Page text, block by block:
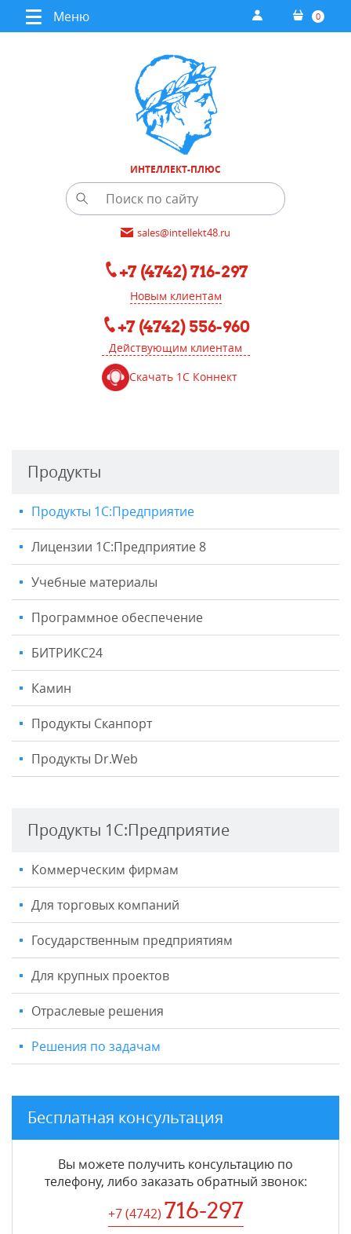
Меню 0
ИНТЕЛЛЕКТ-ПЛЮС
sales@intellekt48.ru
+7 (4742) 716-297
Новым клиентам
+7 (4742) 556-960
Действующим клиентам
Скачать 1С Коннект
Продукты
Продукты 1С:Предприятие
Лицензии 1С:Предприятие 8
Учебные материалы
Программное обеспечение
БИТРИКС24
Камин
Продукты Сканпорт
Продукты Dr.Web
Продукты 1С:Предприятие
Коммерческим фирмам
Для торговых компаний
Государственным предприятиям
Для крупных проектов
Отраслевые решения
Решения по задачам
Бесплатная консультация
Вы можете получить консультацию по
телефону, либо заказать обратный звонок:
+7 (4742) 716-297